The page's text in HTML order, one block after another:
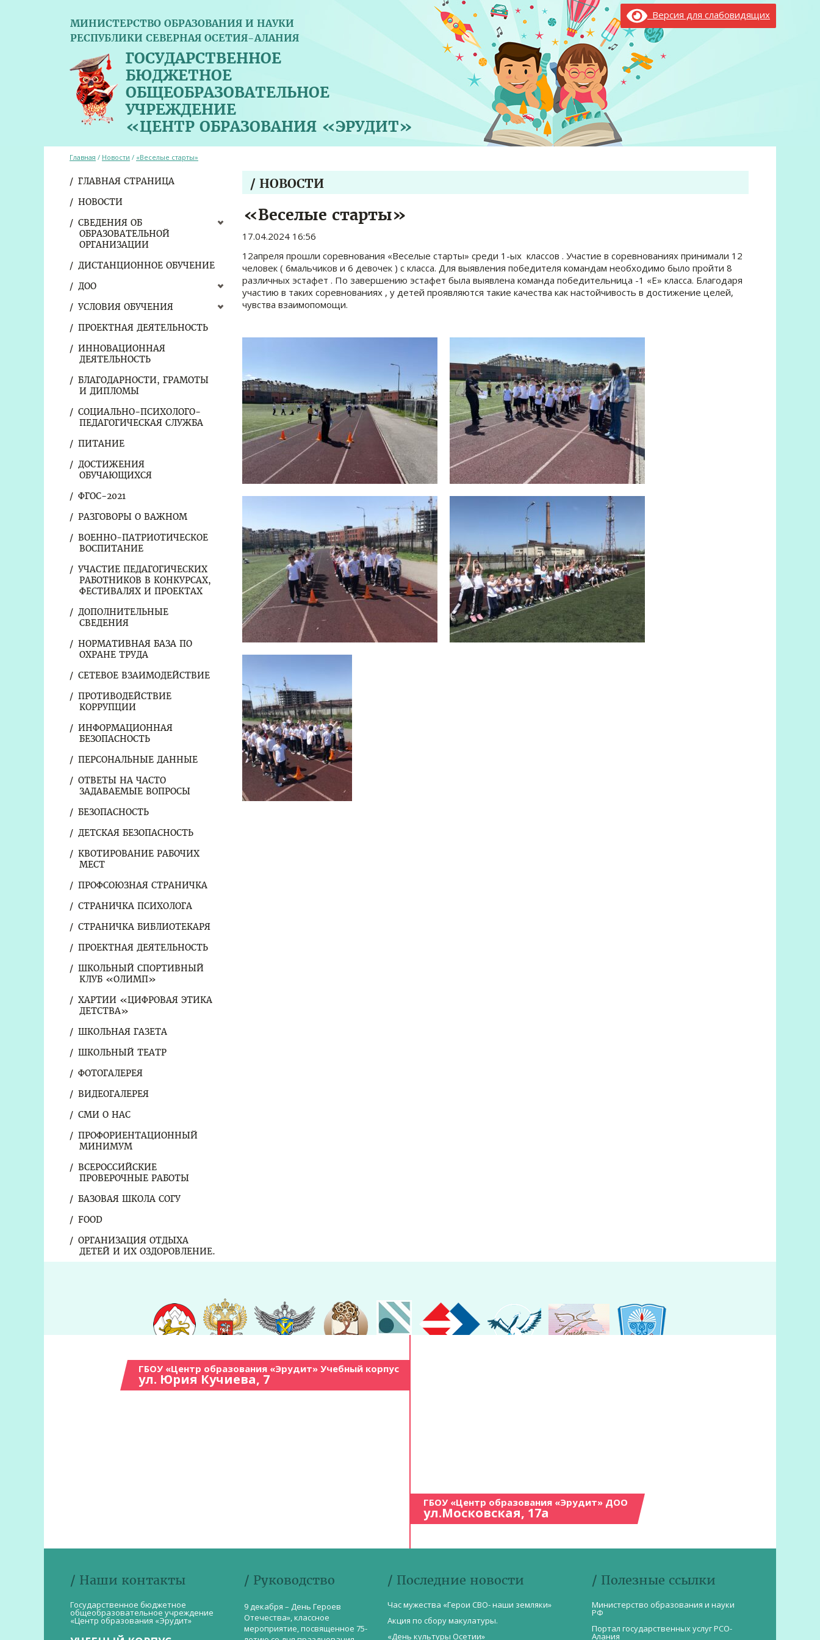
МИНИСТЕРСТВО ОБРАЗОВАНИЯ И НАУКИ
РЕСПУБЛИКИ СЕВЕРНАЯ ОСЕТИЯ-АЛАНИЯ
ГОСУДАРСТВЕННОЕ
БЮДЖЕТНОЕ
ОБЩЕОБРАЗОВАТЕЛЬНОЕ
УЧРЕЖДЕНИЕ
«ЦЕНТР ОБРАЗОВАНИЯ «ЭРУДИТ»
Версия для слабовидящих
ГЛАВНАЯ СТРАНИЦА
НОВОСТИ
СВЕДЕНИЯ ОБ
ОБРАЗОВАТЕЛЬНОЙ
ОРГАНИЗАЦИИ
ДИСТАНЦИОННОЕ ОБУЧЕНИЕ
ДОО
УСЛОВИЯ ОБУЧЕНИЯ
ПРОЕКТНАЯ ДЕЯТЕЛЬНОСТЬ
ИННОВАЦИОННАЯ
ДЕЯТЕЛЬНОСТЬ
БЛАГОДАРНОСТИ, ГРАМОТЫ
И ДИПЛОМЫ
СОЦИАЛЬНО-ПСИХОЛОГО-
ПЕДАГОГИЧЕСКАЯ СЛУЖБА
ПИТАНИЕ
ДОСТИЖЕНИЯ
ОБУЧАЮЩИХСЯ
ФГОС-2021
РАЗГОВОРЫ О ВАЖНОМ
ВОЕННО-ПАТРИОТИЧЕСКОЕ
ВОСПИТАНИЕ
УЧАСТИЕ ПЕДАГОГИЧЕСКИХ
РАБОТНИКОВ В КОНКУРСАХ,
ФЕСТИВАЛЯХ И ПРОЕКТАХ
ДОПОЛНИТЕЛЬНЫЕ
СВЕДЕНИЯ
НОРМАТИВНАЯ БАЗА ПО
ОХРАНЕ ТРУДА
СЕТЕВОЕ ВЗАИМОДЕЙСТВИЕ
ПРОТИВОДЕЙСТВИЕ
КОРРУПЦИИ
ИНФОРМАЦИОННАЯ
БЕЗОПАСНОСТЬ
ПЕРСОНАЛЬНЫЕ ДАННЫЕ
ОТВЕТЫ НА ЧАСТО
ЗАДАВАЕМЫЕ ВОПРОСЫ
БЕЗОПАСНОСТЬ
ДЕТСКАЯ БЕЗОПАСНОСТЬ
КВОТИРОВАНИЕ РАБОЧИХ
МЕСТ
ПРОФСОЮЗНАЯ СТРАНИЧКА
СТРАНИЧКА ПСИХОЛОГА
СТРАНИЧКА БИБЛИОТЕКАРЯ
ПРОЕКТНАЯ ДЕЯТЕЛЬНОСТЬ
ШКОЛЬНЫЙ СПОРТИВНЫЙ
КЛУБ «ОЛИМП»
ХАРТИИ «ЦИФРОВАЯ ЭТИКА
ДЕТСТВА»
ШКОЛЬНАЯ ГАЗЕТА
ШКОЛЬНЫЙ ТЕАТР
ФОТОГАЛЕРЕЯ
ВИДЕОГАЛЕРЕЯ
СМИ О НАС
ПРОФОРИЕНТАЦИОННЫЙ
МИНИМУМ
ВСЕРОССИЙСКИЕ
ПРОВЕРОЧНЫЕ РАБОТЫ
БАЗОВАЯ ШКОЛА СОГУ
FOOD
ОРГАНИЗАЦИЯ ОТДЫХА
ДЕТЕЙ И ИХ ОЗДОРОВЛЕНИЕ.
Главная / Новости / «Веселые старты»
/ НОВОСТИ
«Веселые старты»
17.04.2024 16:56
12апреля прошли соревнования «Веселые старты» среди 1-ых классов . Участие в соревнованиях принимали 12
человек ( 6мальчиков и 6 девочек ) с класса. Для выявления победителя командам необходимо было пройти 8
различных эстафет . По завершению эстафет была выявлена команда победительница -1 «Е» класса. Благодаря
участию в таких соревнованиях , у детей проявляются такие качества как настойчивость в достижение целей,
чувства взаимопомощи.
ГБОУ «Центр образования «Эрудит» Учебный корпус
ул. Юрия Кучиева, 7
ГБОУ «Центр образования «Эрудит» ДОО
ул.Московская, 17а
/ Наши контакты
Государственное бюджетное
общеобразовательное учреждение
«Центр образования «Эрудит»
/ Руководство
9 декабря – День Героев
Отечества», классное
мероприятие, посвященное 75-
/ Последние новости
Час мужества «Герои СВО- наши земляки»
Акция по сбору макулатуры.
«День культуры Осетии»
/ Полезные ссылки
Министерство образования и науки
РФ
Портал государственных услуг РСО-
Алания